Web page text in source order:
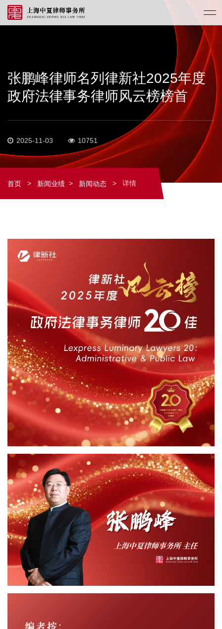
张鹏峰律师名列律新社2025年度
政府法律事务律师风云榜榜首
2025-11-03 10751
首页 > 新闻业绩 > 新闻动态 > 详情